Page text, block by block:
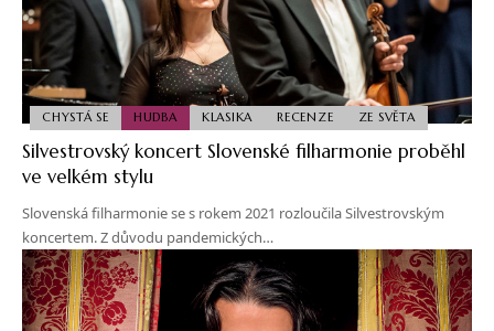
CHYSTÁ SE HUDBA KLASIKA RECENZE ZE SVĚTA
Silvestrovský koncert Slovenské filharmonie proběhl
ve velkém stylu
Slovenská filharmonie se s rokem 2021 rozloučila Silvestrovským
koncertem. Z důvodu pandemických…